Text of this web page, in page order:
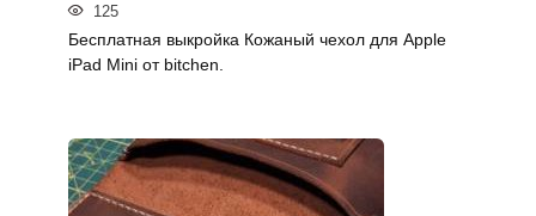
125
Бесплатная выкройка Кожаный чехол для Apple
iPad Mini от bitchen.